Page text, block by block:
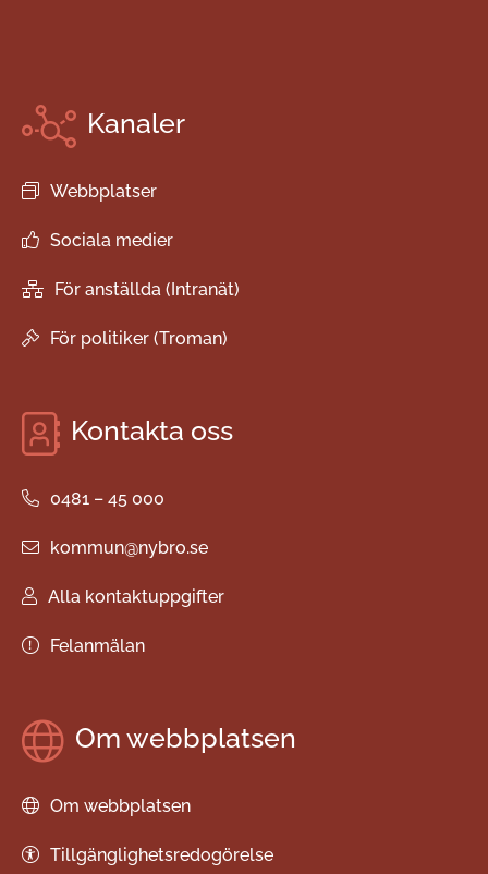
Kanaler
Webbplatser
Sociala medier
För anställda (Intranät)
För politiker (Troman)
Kontakta oss
0481 – 45 000
kommun@nybro.se
Alla kontaktuppgifter
Felanmälan
Om webbplatsen
Om webbplatsen
Tillgänglighetsredogörelse